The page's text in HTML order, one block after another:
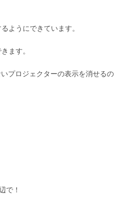
ようにできています。
ます。
プロジェクターの表示を消せるの
で！